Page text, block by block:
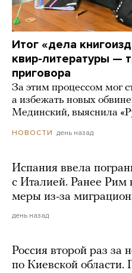
Итог «дела
квир-литературы —
приговора
За этим процессом мог
а избежать новых
Мединский, выяснила
НОВОСТИ день назад
Испания ввела
с Италией. Ранее Рим
меры из-за
день назад
Россия второй раз за
по Киевской области.